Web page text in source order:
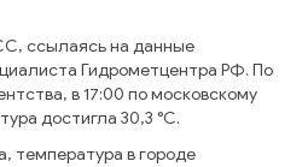
ссылаясь на данные
Гидрометцентра РФ. По
в 17:00 по московскому
достигла 30,3 °C.
температура в городе